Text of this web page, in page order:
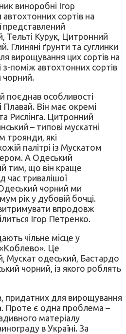
виноробні Ігор
сортів на
представлений
Тельті Курук, Цитронний
Глиняні ґрунти та суглинки
вирощування цих сортів на
поміж автохтонних сортів
поєднав особливості
Плавай. Він має окремі
Рислінга. Цитронний
– типові мускатні
троянди, які
палітрі із Мускатом
А Одеський
тим, що він краще
час тривалішої
чорний ми
рік у дубовій бочці.
впродовж
Ігор Петренко.
чільне місце у
«Коблево». Це
Мускат одеський, Бастардо
чорний, із якого роблять
придатних для вирощування
Проте є одна проблема –
матеріалу
в Україні. За